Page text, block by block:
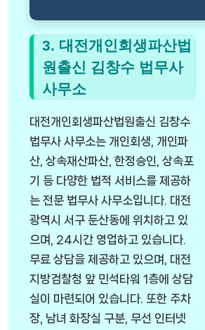
3. 대전개인회생파산법
원출신 김창수 법무사
사무소
대전개인회생파산법원출신 김창수
법무사 사무소는 개인회생, 개인파
산, 상속재산파산, 한정승인, 상속포
기 등 다양한 법적 서비스를 제공하
는 전문 법무사 사무소입니다. 대전
광역시 서구 둔산동에 위치하고 있
으며, 24시간 영업하고 있습니다.
무료 상담을 제공하고 있으며, 대전
지방검찰청 앞 민석타워 1층에 상담
실이 마련되어 있습니다. 또한 주차
장, 남녀 화장실 구분, 무선 인터넷